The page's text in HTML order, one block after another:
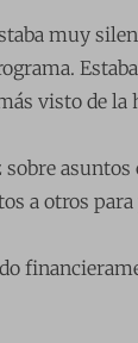
muy
visto de la
a otros